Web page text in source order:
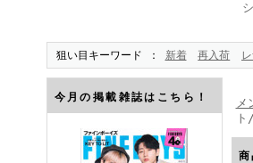
狙い目キーワード 新着 再入荷
今月の掲載雑誌はこちら！
メ
商